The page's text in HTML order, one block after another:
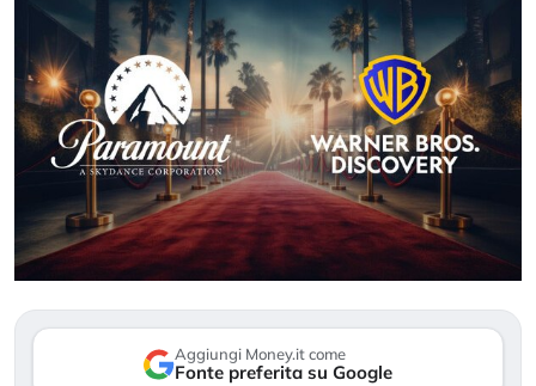
Aggiungi Money.it come
Fonte preferita su Google